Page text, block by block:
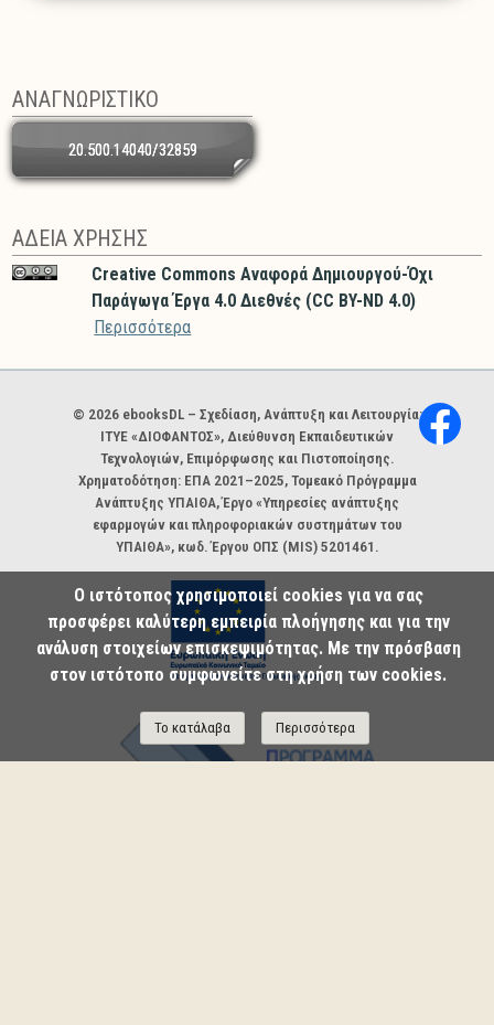
ΑΝΑΓΝΩΡΙΣΤΙΚΟ
20.500.14040/32859
ΑΔΕΙΑ ΧΡΗΣΗΣ
Creative Commons Αναφορά Δημιουργού-Όχι
Παράγωγα Έργα 4.0 Διεθνές (CC BY-ND 4.0)
Περισσότερα
Χορηγοί και φορείς
© 2026 ebooksDL – Σχεδίαση, Ανάπτυξη και Λειτουργία:
ΙΤΥΕ «ΔΙΟΦΑΝΤΟΣ», Διεύθυνση Εκπαιδευτικών
Τεχνολογιών, Επιμόρφωσης και Πιστοποίησης.
Χρηματοδότηση: ΕΠΑ 2021–2025, Τομεακό Πρόγραμμα
Ανάπτυξης ΥΠΑΙΘΑ, Έργο «Υπηρεσίες ανάπτυξης
εφαρμογών και πληροφοριακών συστημάτων του
ΥΠΑΙΘΑ», κωδ. Έργου ΟΠΣ (MIS) 5201461.
Ο ιστότοπος χρησιμοποιεί cookies για να σας
προσφέρει καλύτερη εμπειρία πλοήγησης και για την
ανάλυση στοιχείων επισκεψιμότητας. Με την πρόσβαση
στον ιστότοπο συμφωνείτε στη χρήση των cookies.
Το κατάλαβα Περισσότερα